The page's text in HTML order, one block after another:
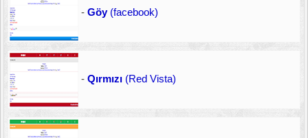
- Göy(facebook)
- Qırmızı (Red Vista)